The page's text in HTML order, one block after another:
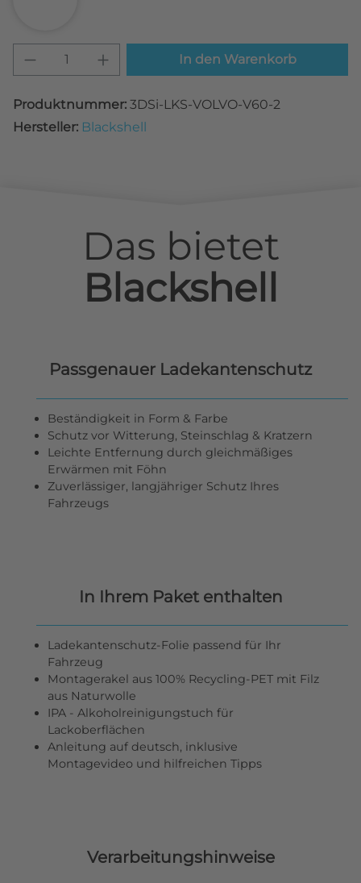
Produkt Anzahl: Gib denIn den Warenkorb
Produktnummer: 3DSi-LKS-VOLVO-V60-2
Hersteller: Blackshell
Das bietet
Blackshell
Passgenauer Ladekantenschutz
Beständigkeit in Form & Farbe
Schutz vor Witterung, Steinschlag & Kratzern
Leichte Entfernung durch gleichmäßiges
Erwärmen mit Föhn
Zuverlässiger, langjähriger Schutz Ihres
Fahrzeugs
In Ihrem Paket enthalten
Ladekantenschutz-Folie passend für Ihr
Fahrzeug
Montagerakel aus 100% Recycling-PET mit Filz
aus Naturwolle
IPA - Alkoholreinigungstuch für
Lackoberflächen
Anleitung auf deutsch, inklusive
Montagevideo und hilfreichen Tipps
Verarbeitungshinweise